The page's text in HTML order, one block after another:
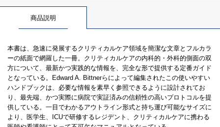
商品説明
本書は、急速に発展するクリティカルケア領域を簡潔な文章とフルカラ
ーの紙面で網羅した一冊。クリティカルケアの内科的・外科的側面の双
方について、最新かつ実践的な情報を、完全な形で提供する定番ガイド
となっている。Edward A. Bittnerらによって編集されたこの使いやすい
ハンドブックは、必要な情報を素早く参照できるように設計されてお
り、最先端、かつ実際に病院で実証済みの信頼性の高いプロトコルを提
供している。一目でわかるアウトライン形式と持ち運び可能なサイズに
より、医学生、ICUで研修するレジデント、クリティカルケアに携わる